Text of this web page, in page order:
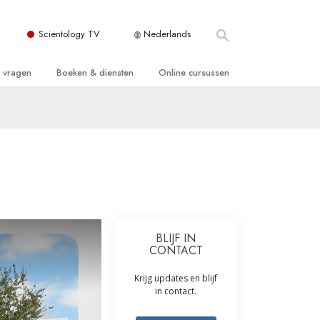
Scientology TV Nederlands
Boeken & diensten
voor beginners
Online cursussen
Assisten voor Ziektes en Verwondingen
Het Huwelijk
BLIJF IN
CONTACT
Krijg updates en blijf
in contact.